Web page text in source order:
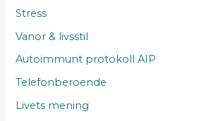
Stress
Vanor & livsstil
Autoimmunt protokoll AIP
Telefonberoende
Livets mening